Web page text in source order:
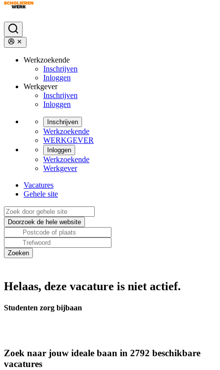
Werkzoekende
Inschrijven
Inloggen
Werkgever
Inschrijven
Inloggen
Inschrijven
Werkzoekende
WERKGEVER
Inloggen
Werkzoekende
Werkgever
Vacatures
Gehele site
Helaas, deze vacature is niet actief.
Studenten zorg bijbaan
Zoek naar jouw ideale baan in 2792 beschikbare
vacatures